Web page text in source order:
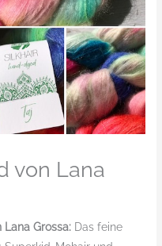
von Lana
Grossa: Das feine